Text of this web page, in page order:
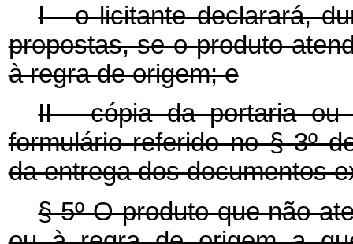
I - o licitante declarará,
propostas, se o produto
à regra de origem; e
II - cópia da portaria ou
formulário referido no § 3º
da entrega dos documentos
§ 5º O produto que não